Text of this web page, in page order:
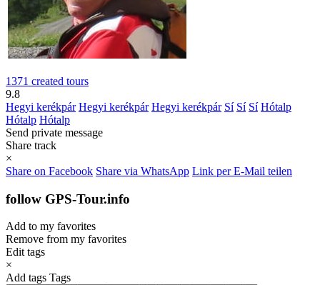
1371 created tours
9.8
Hegyi kerékpár Hegyi kerékpár Hegyi kerékpár Sí Sí Sí Hótalp
Hótalp Hótalp
Send private message
Share track
×
Share on Facebook Share via WhatsApp Link per E-Mail teilen
follow GPS-Tour.info
Add to my favorites
Remove from my favorites
Edit tags
×
Add tags Tags